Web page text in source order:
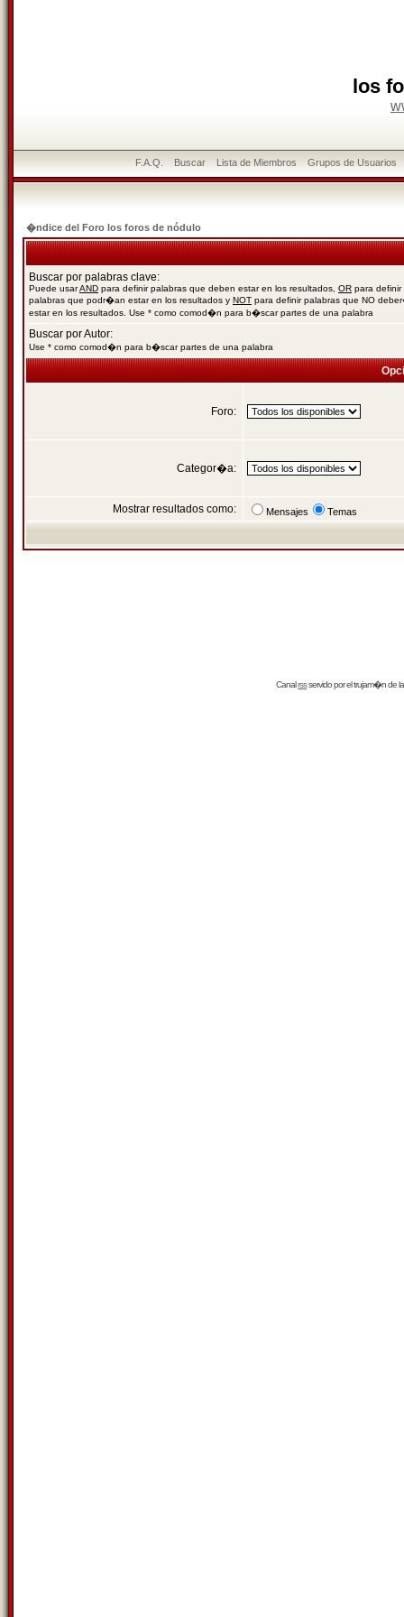
los
F.A.Q. Buscar Lista de Miembros Grupos de Usuarios
�ndice del Foro los foros de nódulo
Buscar por palabras clave:
Puede usarAND para definir palabras que deben estar en los resultados, OR para definir
palabras que podr�an estar en los resultados y NOT para definir palabras que NO
estar en los resultados. Use * como comod�n para b�scar partes de una palabra
Buscar por Autor:
Use * como comod�n para b�scar partes de una palabra
Foro:
Categor�a:
Mostrar resultados como: Mensajes Temas
Canalrssservido por eltrujam�nde